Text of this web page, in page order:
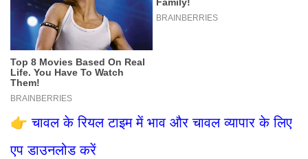
👉चावल के रियल टाइम में भाव और चावल व्यापार के लिए
एप डाउनलोड करें